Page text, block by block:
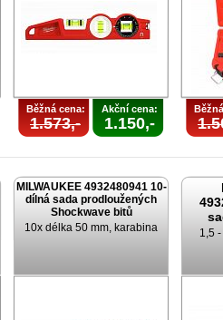
Běžná cena:
1.573,-
Akční cena:
1.150,-
MILWAUKEE 4932480941 10-
dílná sada prodloužených
Shockwave bitů
10x délka 50 mm, karabina
1,5